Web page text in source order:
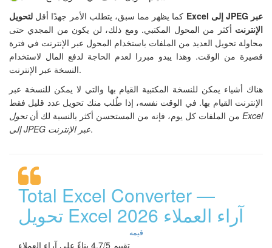
كما يظهر مما سبق، يتطلب الأمر جهدًا أقل لتحويل Excel إلى JPEG عبر
الإنترنت أكثر من المحول المكتبي. ومع ذلك، لن يكون من المجدي حتى
محاولة تحويل العديد من الملفات باستخدام المحول عبر الإنترنت في فترة
قصيرة من الوقت. وهذا يبدو مبررا لعدم الحاجة لدفع المال لاستخدام
النسخة عبر الإنترنت.
هناك أشياء يمكن للنسخة المكتبية القيام بها والتي لا يمكن للنسخة عبر
الإنترنت القيام بها. في الوقت نفسه، إذا طُلب منك تحويل عدد قليل فقط
من الملفات كل يوم، فإنه من المستحسن أكثر بالنسبة لك أنتحول Excel
إلى JPEG عبر الإنترنت.
Total Excel Converter —
تحويل Excel آراء العملاء 2026
قيمه
تقييم 4.7/5 بناءً على آراء العملاء